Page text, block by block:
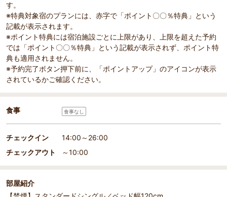
す。
※特典対象宿のプランには、赤字で「ポイント〇〇％特典」という
記載が表示されます。
※ポイント特典には宿泊施設ごとに上限があり、上限を超えた予約
では「ポイント〇〇％特典」という記載が表示されず、ポイント特
典も適用されません。
※予約完了ボタン押下前に、「ポイントアップ」のアイコンが表示
されているかご確認ください。
食事 食事なし
チェックイン
14:00～26:00
チェックアウト
～10:00
部屋紹介